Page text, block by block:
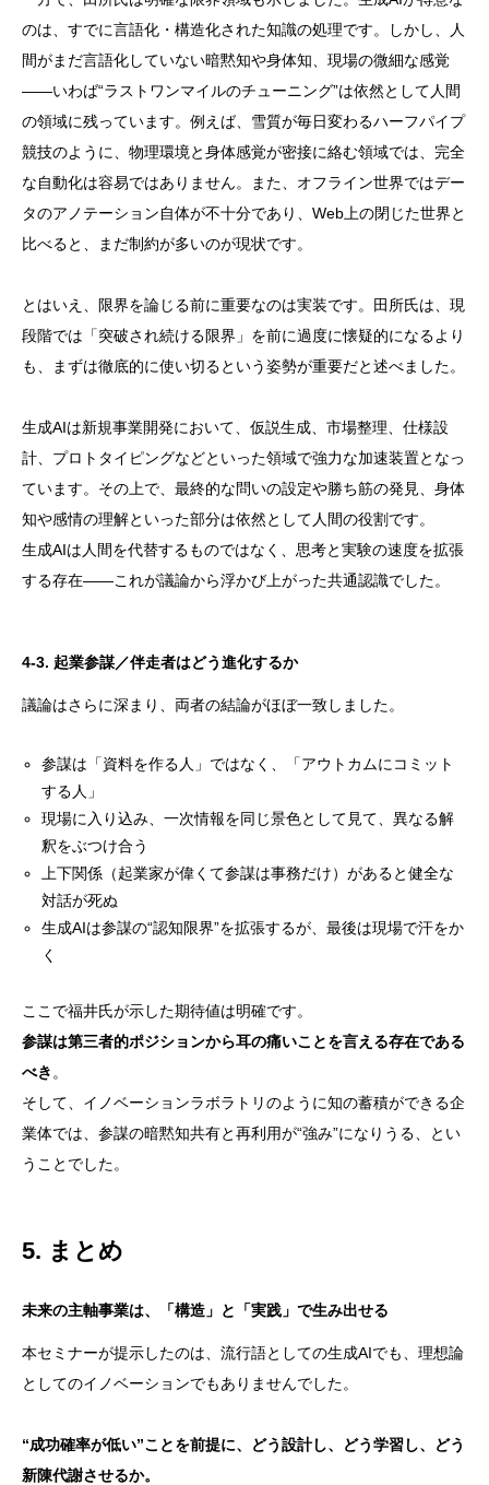
のは、すでに言語化・構造化された知識の処理です。しかし、人
間がまだ言語化していない暗黙知や身体知、現場の微細な感覚
――いわば“ラストワンマイルのチューニング”は依然として人間
の領域に残っています。例えば、雪質が毎日変わるハーフパイプ
競技のように、物理環境と身体感覚が密接に絡む領域では、完全
な自動化は容易ではありません。また、オフライン世界ではデー
タのアノテーション自体が不十分であり、Web上の閉じた世界と
比べると、まだ制約が多いのが現状です。
とはいえ、限界を論じる前に重要なのは実装です。田所氏は、現
段階では「突破され続ける限界」を前に過度に懐疑的になるより
も、まずは徹底的に使い切るという姿勢が重要だと述べました。
生成AIは新規事業開発において、仮説生成、市場整理、仕様設
計、プロトタイピングなどといった領域で強力な加速装置となっ
ています。その上で、最終的な問いの設定や勝ち筋の発見、身体
知や感情の理解といった部分は依然として人間の役割です。
生成AIは人間を代替するものではなく、思考と実験の速度を拡張
する存在――これが議論から浮かび上がった共通認識でした。
4-3. 起業参謀／伴走者はどう進化するか
議論はさらに深まり、両者の結論がほぼ一致しました。
参謀は「資料を作る人」ではなく、「アウトカムにコミット
する人」
現場に入り込み、一次情報を同じ景色として見て、異なる解
釈をぶつけ合う
上下関係（起業家が偉くて参謀は事務だけ）があると健全な
対話が死ぬ
生成AIは参謀の“認知限界”を拡張するが、最後は現場で汗をか
く
ここで福井氏が示した期待値は明確です。
参謀は第三者的ポジションから耳の痛いことを言える存在である
べき。
そして、イノベーションラボラトリのように知の蓄積ができる企
業体では、参謀の暗黙知共有と再利用が“強み”になりうる、とい
うことでした。
5. まとめ
未来の主軸事業は、「構造」と「実践」で生み出せる
本セミナーが提示したのは、流行語としての生成AIでも、理想論
としてのイノベーションでもありませんでした。
“成功確率が低い”ことを前提に、どう設計し、どう学習し、どう
新陳代謝させるか。